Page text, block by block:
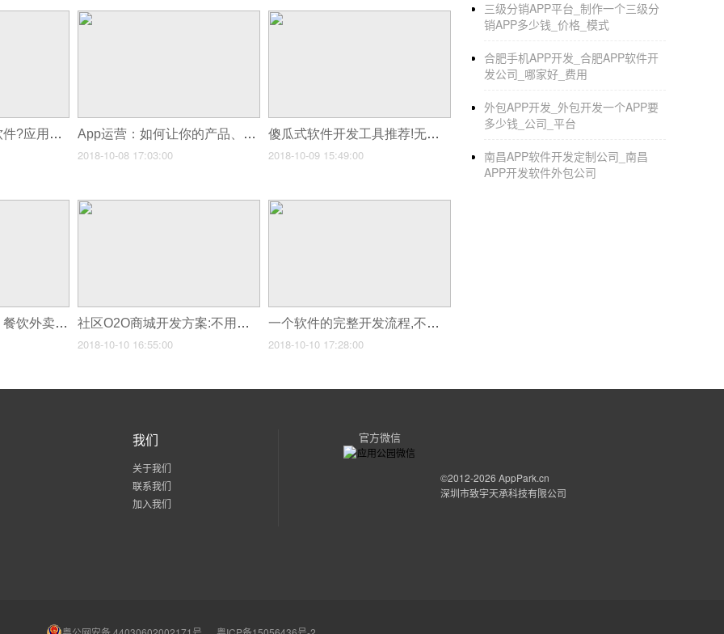
如何制作手机应用软件?应用软件开发流程详解,无需经验自己制作教程 App运营：如何让你的产品、思想、行为像病毒一样入侵
2018-10-08 17:03:00
傻瓜式软件开发工具推荐!无需写代码,拼图式制作手机APP
2018-10-09 15:49:00
如何做外卖小程序？餐饮外卖小程序开发流程详解 社区O2O商城开发方案:不用编程技术也能制作社区商城App创业
2018-10-10 16:55:00
一个软件的完整开发流程,不会程序也能自己制作手机App软件
2018-10-10 17:28:00
三级分销APP平台_制作一个三级分
销APP多少钱_价格_模式
合肥手机APP开发_合肥APP软件开
发公司_哪家好_费用
外包APP开发_外包开发一个APP要
多少钱_公司_平台
南昌APP软件开发定制公司_南昌
APP开发软件外包公司
我们
关于我们
联系我们
加入我们
官方微信
©2012-2026 AppPark.cn
深圳市致宇天承科技有限公司